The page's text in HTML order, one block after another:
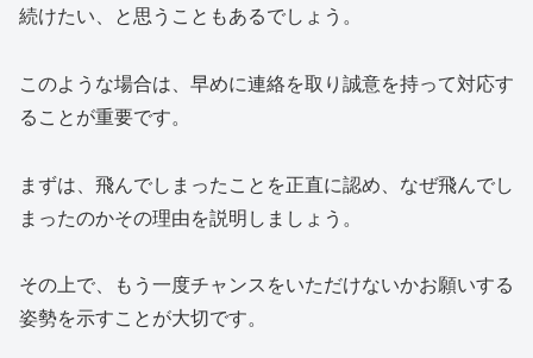
続けたい、と思うこともあるでしょう。
このような場合は、早めに連絡を取り誠意を持って対応す
ることが重要です。
まずは、飛んでしまったことを正直に認め、なぜ飛んでし
まったのかその理由を説明しましょう。
その上で、もう一度チャンスをいただけないかお願いする
姿勢を示すことが大切です。